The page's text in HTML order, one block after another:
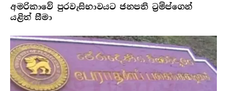
අමරිකාවේ පුරවැසිභාවයට ජනපති ට්‍රම්ප්ගෙන්
යළිත් සීමා